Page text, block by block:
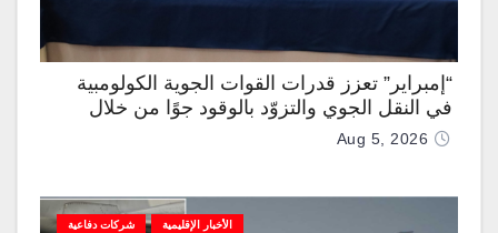
“إمبراير” تعزز قدرات القوات الجوية الكولومبية
في النقل الجوي والتزوّد بالوقود جوًا من خلال
تزويدها بطائرتي “كيه سي-390 ميلينيوم”
Aug 5, 2026
الأخبار الإقليمية شركات دفاعية